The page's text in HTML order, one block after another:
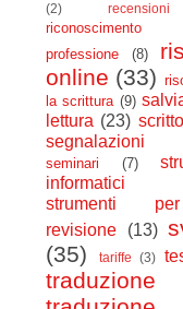
(2)
recensioni
professione
(8)
online (33)
la scrittura (9)
lettura (23)
segnalazioni
seminari (7)
informatici
strumenti
revisione
(13)
(35)
tariffe (3)
traduzione